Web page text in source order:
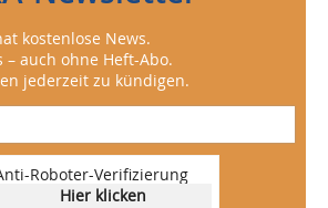
kostenlose News.
auch ohne Heft-Abo.
jederzeit zu kündigen.
Roboter-Verifizierung
Hier klicken